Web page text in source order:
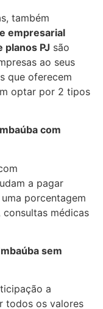
também
empresarial
planos PJ são
ao seus
que oferecem
optar por 2 tipos
com
a pagar
porcentagem
médicas
sem
a
todos os valores